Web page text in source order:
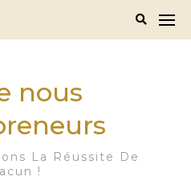
nous
La Réussite De
!